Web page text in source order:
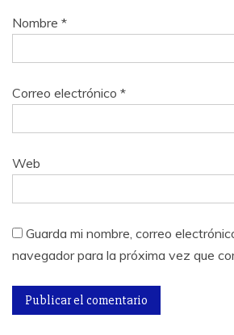
Nombre *
Correo electrónico *
Web
Guarda mi nombre, correo
navegador para la próxima vez que